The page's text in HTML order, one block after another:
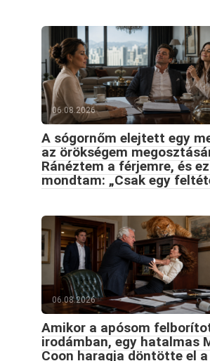
06.08.2026
A sógornőm elejtett egy
az örökségem
Ránéztem a férjemre, és
mondtam: „Csak egy
06.08.2026
Amikor a apósom
irodámban, egy hatalmas
Coon haragja döntötte el